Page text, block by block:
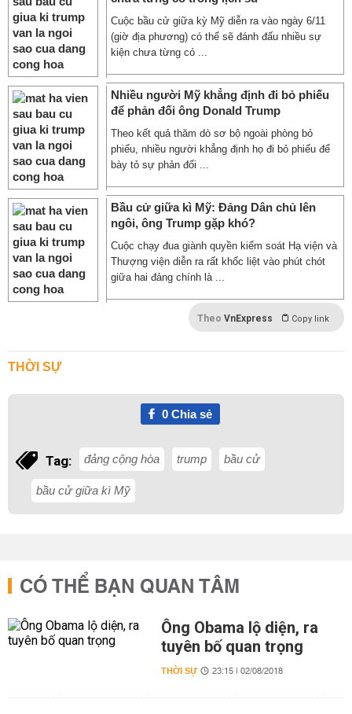
Cuộc bầu cử giữa kỳ Mỹ diễn ra vào ngày 6/11
(giờ địa phương) có thể sẽ đánh đấu nhiều sự
kiện chưa từng có ...
Nhiều người Mỹ khẳng định đi bỏ phiếu
để phản đối ông Donald Trump
Theo kết quả thăm dò sơ bộ ngoài phòng bỏ
phiếu, nhiều người khẳng định họ đi bỏ phiếu để
bày tỏ sự phản đối ...
Bầu cử giữa kì Mỹ: Đảng Dân chủ lên
ngôi, ông Trump gặp khó?
Cuộc chạy đua giành quyền kiểm soát Hạ viện và
Thượng viện diễn ra rất khốc liệt vào phút chót
giữa hai đảng chính là ...
Theo VnExpress Copy link
THỜI SỰ
0Chia sẻ
Tag: đảng cộng hòa trump bầu cử
bầu cử giữa kì Mỹ
CÓ THỂ BẠN QUAN TÂM
Ông Obama lộ diện, ra
tuyên bố quan trọng
THỜI SỰ 23:15 | 02/08/2018